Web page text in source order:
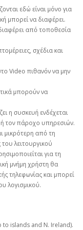
εδώ είναι μόνο για
μπορεί να διαφέρει.
από τοποθεσία
σχέδια και
Video πιθανόν να μην
μπορούν να
η συσκευή ενδέχεται
τον πάροχο υπηρεσιών.
μικρότερη από τη
λειτουργικού
για τη
μνήμη χρήστη θα
τηλεφωνίας και μπορεί
λογισμικού.
islands and N. Ireland).